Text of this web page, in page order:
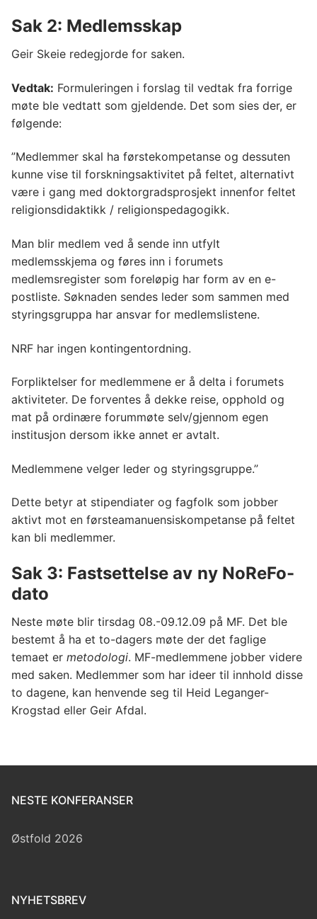
Sak 2: Medlemsskap
Geir Skeie redegjorde for saken.
Vedtak: Formuleringen i forslag til vedtak fra forrige
møte ble vedtatt som gjeldende. Det som sies der, er
følgende:
”Medlemmer skal ha førstekompetanse og dessuten
kunne vise til forskningsaktivitet på feltet, alternativt
være i gang med doktorgradsprosjekt innenfor feltet
religionsdidaktikk / religionspedagogikk.
Man blir medlem ved å sende inn utfylt
medlemsskjema og føres inn i forumets
medlemsregister som foreløpig har form av en e-
postliste. Søknaden sendes leder som sammen med
styringsgruppa har ansvar for medlemslistene.
NRF har ingen kontingentordning.
Forpliktelser for medlemmene er å delta i forumets
aktiviteter. De forventes å dekke reise, opphold og
mat på ordinære forummøte selv/gjennom egen
institusjon dersom ikke annet er avtalt.
Medlemmene velger leder og styringsgruppe.”
Dette betyr at stipendiater og fagfolk som jobber
aktivt mot en førsteamanuensiskompetanse på feltet
kan bli medlemmer.
Sak 3: Fastsettelse av ny NoReFo-
dato
Neste møte blir tirsdag 08.-09.12.09 på MF. Det ble
bestemt å ha et to-dagers møte der det faglige
temaet er metodologi. MF-medlemmene jobber videre
med saken. Medlemmer som har ideer til innhold disse
to dagene, kan henvende seg til Heid Leganger-
Krogstad eller Geir Afdal.
NESTE KONFERANSER
Østfold 2026
NYHETSBREV